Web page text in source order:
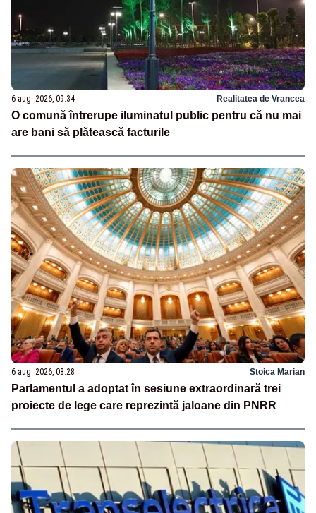
6 aug. 2026, 09:34 Realitatea de Vrancea
O comună întrerupe iluminatul public pentru că nu mai
are bani să plătească facturile
6 aug. 2026, 08:28 Stoica Marian
Parlamentul a adoptat în sesiune extraordinară trei
proiecte de lege care reprezintă jaloane din PNRR